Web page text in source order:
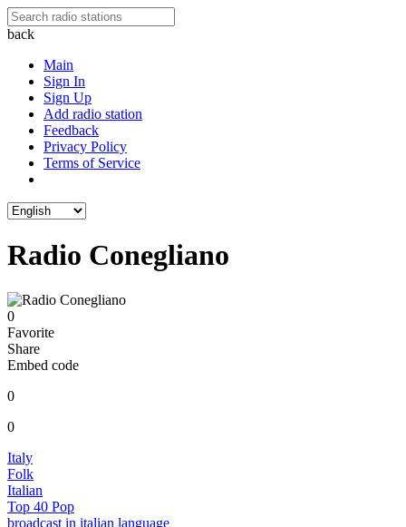
back
Main
Sign In
Sign Up
Add radio station
Feedback
Privacy Policy
Terms of Service
Radio Conegliano
0
Favorite
Share
Embed code
0
0
Italy
Folk
Italian
Top 40 Pop
broadcast in italian language